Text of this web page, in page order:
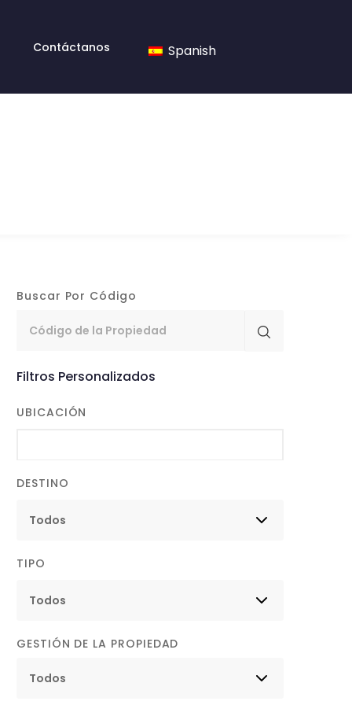
Contáctanos Spanish
Buscar Por Código
Filtros Personalizados
UBICACIÓN
DESTINO
TIPO
GESTIÓN DE LA PROPIEDAD